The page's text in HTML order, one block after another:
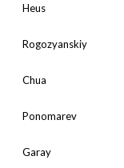
Heus
Rogozyanskiy
Chua
Ponomarev
Garay